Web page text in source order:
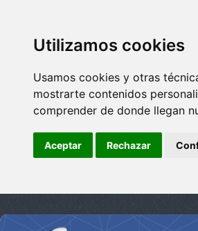
Utilizamos cookies
Usamos cookies y otras
mostrarte contenidos
comprender de donde llegan
Aceptar Rechazar